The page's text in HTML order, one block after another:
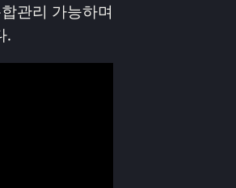
관리 가능하며
.